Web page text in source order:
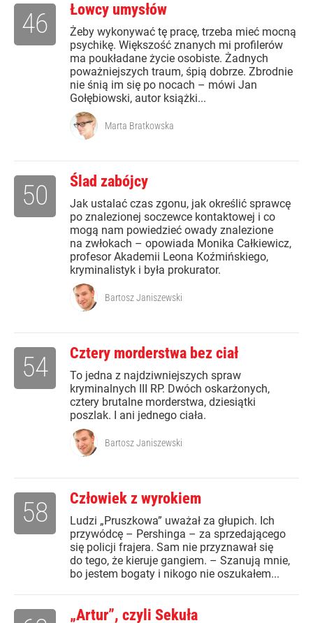
Łowcy umysłów
Żeby wykonywać tę pracę, trzeba mieć mocną
psychikę. Większość znanych mi profilerów
ma poukładane życie osobiste. Żadnych
poważniejszych traum, śpią dobrze. Zbrodnie
nie śnią im się po nocach – mówi Jan
Gołębiowski, autor książki...
46
Marta Bratkowska
Ślad zabójcy
Jak ustalać czas zgonu, jak określić sprawcę
po znalezionej soczewce kontaktowej i co
mogą nam powiedzieć owady znalezione
na zwłokach – opowiada Monika Całkiewicz,
profesor Akademii Leona Koźmińskiego,
kryminalistyk i była prokurator.
50
Bartosz Janiszewski
Cztery morderstwa bez ciał
To jedna z najdziwniejszych spraw
kryminalnych III RP. Dwóch oskarżonych,
cztery brutalne morderstwa, dziesiątki
poszlak. I ani jednego ciała.
54
Bartosz Janiszewski
Człowiek z wyrokiem
Ludzi „Pruszkowa” uważał za głupich. Ich
przywódcę – Pershinga – za sprzedającego
się policji frajera. Sam nie przyznawał się
do tego, że kieruje gangiem. – Szanują mnie,
bo jestem bogaty i nikogo nie oszukałem...
58
„Artur”, czyli Sekuła